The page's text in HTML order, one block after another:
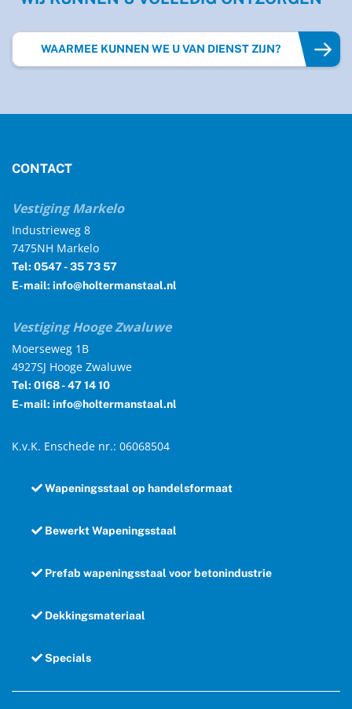
WAARMEE KUNNEN WE U VAN DIENST ZIJN?
CONTACT
Vestiging Markelo
Industrieweg 8
7475NH Markelo
Tel: 0547 - 35 73 57
E-mail: info@holtermanstaal.nl
Vestiging Hooge Zwaluwe
Moerseweg 1B
4927SJ Hooge Zwaluwe
Tel: 0168 - 47 14 10
E-mail: info@holtermanstaal.nl
K.v.K. Enschede nr.: 06068504
Wapeningsstaal op handelsformaat
Bewerkt Wapeningsstaal
Prefab wapeningsstaal voor betonindustrie
Dekkingsmateriaal
Specials